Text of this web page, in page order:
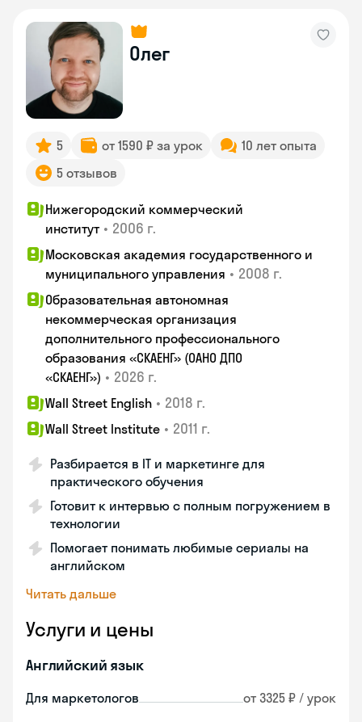
Олег
5 от 1590 ₽ за урок
10 лет опыта
5 отзывов
Нижегородский коммерческий
институт • 2006 г.
Московская академия государственного и
муниципального управления • 2008 г.
Образовательная автономная
некоммерческая организация
дополнительного профессионального
образования «СКАЕНГ» (ОАНО ДПО
«СКАЕНГ») • 2026 г.
Wall Street English • 2018 г.
Wall Street Institute • 2011 г.
Разбирается в IT и маркетинге для
практического обучения
Готовит к интервью с полным погружением в
технологии
Помогает понимать любимые сериалы на
английском
Читать дальше
Услуги и цены
Английский язык
Для маркетологов от 3325 ₽ / урок